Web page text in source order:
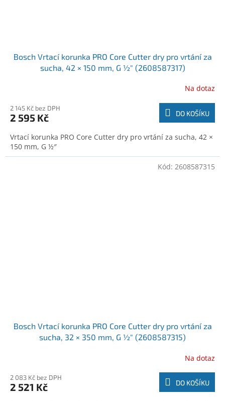
Bosch Vrtací korunka PRO Core Cutter dry pro vrtání za
sucha, 42 × 150 mm, G ½″ (2608587317)
Na dotaz
2 145 Kč bez DPH
2 595 Kč DO KOŠÍKU
Vrtací korunka PRO Core Cutter dry pro vrtání za sucha, 42 ×
150 mm, G ½″
Bosch Vrtací korunka PRO Core Cutter dry pro vrtání za
sucha, 32 × 350 mm, G ½″ (2608587315)
Na dotaz
2 083 Kč bez DPH
2 521 Kč DO KOŠÍKU
Kód: 2608587315